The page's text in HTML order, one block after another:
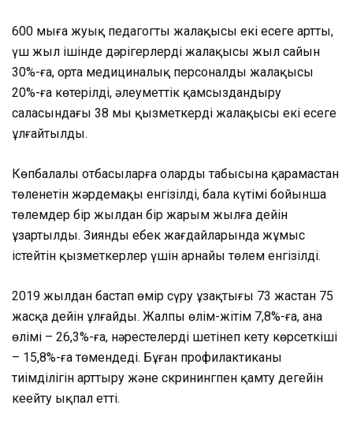
600 мыңға жуық педагогтың жалақысы екі есеге артты,
үш жыл ішінде дәрігерлердің жалақысы жыл сайын
30%-ға, орта медициналық персоналдың жалақысы
20%-ға көтерілді, әлеуметтік қамсыздандыру
саласындағы 38 мың қызметкердің жалақысы екі есеге
ұлғайтылды.
Көпбалалы отбасыларға олардың табысына қарамастан
төленетін жәрдемақы енгізілді, бала күтімі бойынша
төлемдер бір жылдан бір жарым жылға дейін
ұзартылды. Зиянды еңбек жағдайларында жұмыс
істейтін қызметкерлер үшін арнайы төлем енгізілді.
2019 жылдан бастап өмір сүру ұзақтығы 73 жастан 75
жасқа дейін ұлғайды. Жалпы өлім-жітім 7,8%-ға, ана
өлімі – 26,3%-ға, нәрестелердің шетінеп кету көрсеткіші
– 15,8%-ға төмендеді. Бұған профилактиканың
тиімділігін арттыру және скринингпен қамту деңгейін
кеңейту ықпал етті.